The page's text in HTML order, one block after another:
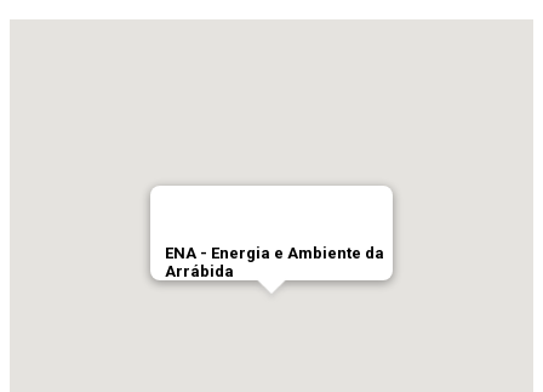
ENA - Energia e Ambiente da
Arrábida